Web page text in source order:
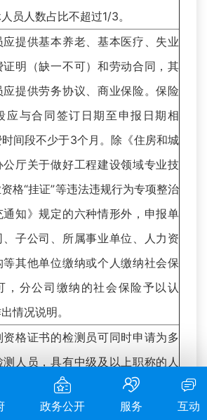
政务公开 服务 互动
员人数占比不超过1/3。
应提供基本养老、基本医疗、失业
证明（缺一不可）和劳动合同，其
应提供劳务协议、商业保险。保险
应与合同签订日期至申报日期相
间段不少于3个月。除《住房和城
公厅关于做好工程建设领域专业技
格“挂证”等违法违规行为专项整治
通知》规定的六种情形外，申报单
子公司、所属事业单位、人力资
其他单位缴纳或个人缴纳社会保
，分公司缴纳的社会保险予以认
情况说明。
格证书的检测员可同时申请为多
人员，具有中级及以上职称的人
专业最多可兼报为两个类别的检测
结构类和机械电气类不可相互兼报